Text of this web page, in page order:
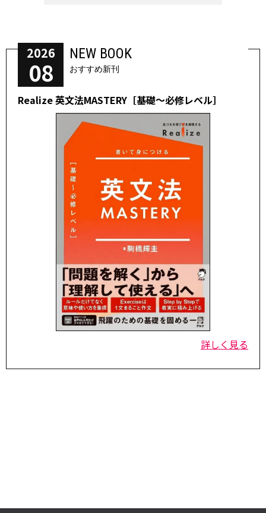
2026
08
NEW BOOK
おすすめ新刊
Realize 英文法MASTERY［基礎～必修レベル］
詳しく見る